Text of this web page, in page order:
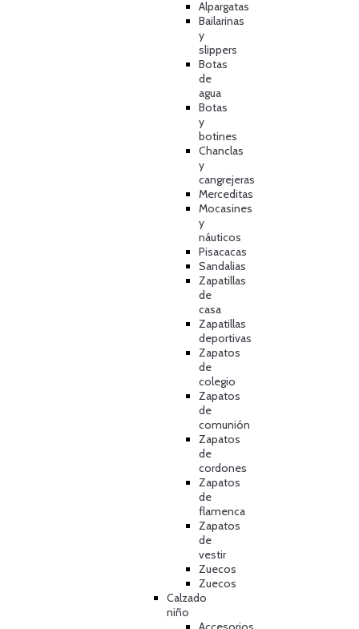
Alpargatas
Bailarinas
y
slippers
Botas
de
agua
Botas
y
botines
Chanclas
y
cangrejeras
Merceditas
Mocasines
y
náuticos
Pisacacas
Sandalias
Zapatillas
de
casa
Zapatillas
deportivas
Zapatos
de
colegio
Zapatos
de
comunión
Zapatos
de
cordones
Zapatos
de
flamenca
Zapatos
de
vestir
Zuecos
Zuecos
Calzado
niño